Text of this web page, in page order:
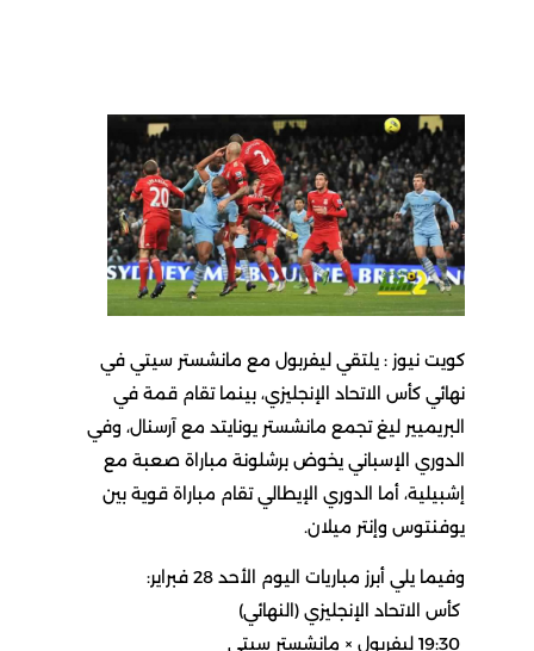
كويت نيوز : يلتقي ليفربول مع مانشستر سيتي في
نهائي كأس الاتحاد الإنجليزي، بينما تقام قمة في
البريميير ليغ تجمع مانشستر يونايتد مع آرسنال، وفي
الدوري الإسباني يخوض برشلونة مباراة صعبة مع
إشبيلية، أما الدوري الإيطالي تقام مباراة قوية بين
يوفنتوس وإنتر ميلان.
وفيما يلي أبرز مباريات اليوم الأحد 28 فبراير:
كأس الاتحاد الإنجليزي (النهائي)